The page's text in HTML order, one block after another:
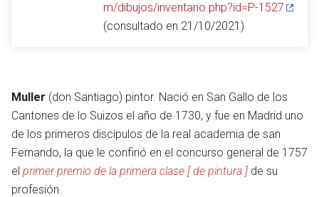
m/dibujos/inventario.php?id=P-1527
(consultado en 21/10/2021)
Muller (don Santiago) pintor. Nació en San Gallo de los
Cantones de lo Suizos el año de 1730, y fue en Madrid uno
de los primeros discípulos de la real academia de san
Fernando, la que le confirió en el concurso general de 1757
el primer premio de la primera clase [ de pintura ] de su
profesión.